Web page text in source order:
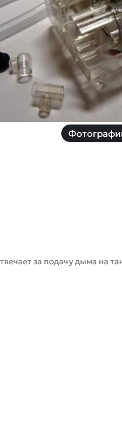
Дроны с 4k камерой
Скоростной катер
Вертолетик для детей ну
Машины 1 к 10
Скидки
за подачу дыма на
Наши